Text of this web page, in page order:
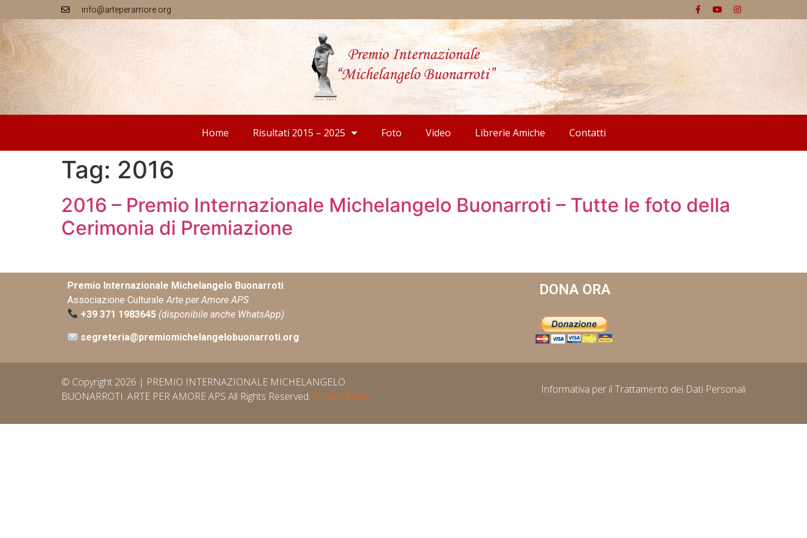
info@arteperamore.org
Home Risultati 2015 – 2025 Foto Video Librerie Amiche Contatti
Tag: 2016
2016 – Premio Internazionale Michelangelo Buonarroti – Tutte le foto della
Cerimonia di Premiazione
Premio Internazionale Michelangelo Buonarroti
Associazione CulturaleArte per Amore APS
+39 371 1983645 (disponibile anche WhatsApp)
segreteria@premiomichelangelobuonarroti.org
DONA ORA
© Copyright 2026 | PREMIO INTERNAZIONALE MICHELANGELO
BUONARROTI. ARTE PER AMORE APS All Rights Reserved. Privacy Policy
Informativa per il Trattamento dei Dati Personali